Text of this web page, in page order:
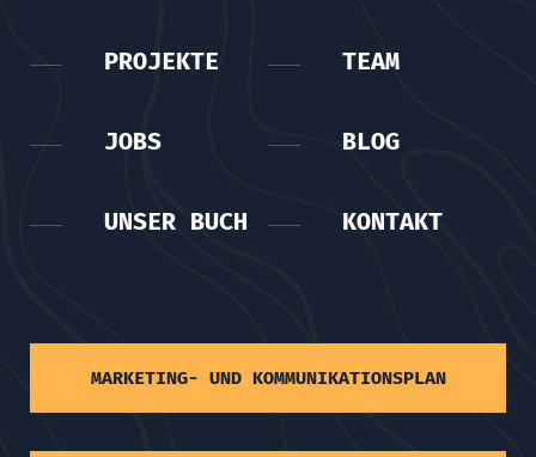
PROJEKTE TEAM
JOBS BLOG
UNSER BUCH KONTAKT
MARKETING- UND KOMMUNIKATIONSPLAN